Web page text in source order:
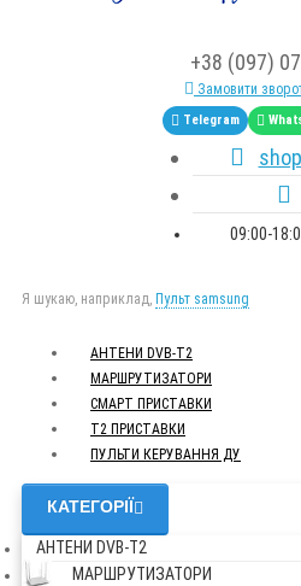
+38 (097)
Замовити
Telegram
09:00-
Я шукаю, наприклад, Пульт samsung
АНТЕНИ DVB-Т2
МАРШРУТИЗАТОРИ
СМАРТ ПРИСТАВКИ
Т2 ПРИСТАВКИ
ПУЛЬТИ КЕРУВАННЯ ДУ
КАТЕГОРІЇ
АНТЕНИ DVB-Т2
МАРШРУТИЗАТОРИ